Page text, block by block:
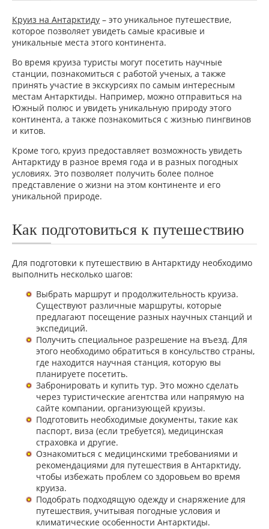
Круиз на Антарктиду – это уникальное путешествие,
которое позволяет увидеть самые красивые и
уникальные места этого континента.
Во время круиза туристы могут посетить научные
станции, познакомиться с работой ученых, а также
принять участие в экскурсиях по самым интересным
местам Антарктиды. Например, можно отправиться на
Южный полюс и увидеть уникальную природу этого
континента, а также познакомиться с жизнью пингвинов
и китов.
Кроме того, круиз предоставляет возможность увидеть
Антарктиду в разное время года и в разных погодных
условиях. Это позволяет получить более полное
представление о жизни на этом континенте и его
уникальной природе.
Как подготовиться к путешествию
Для подготовки к путешествию в Антарктиду необходимо
выполнить несколько шагов:
Выбрать маршрут и продолжительность круиза.
Существуют различные маршруты, которые
предлагают посещение разных научных станций и
экспедиций.
Получить специальное разрешение на въезд. Для
этого необходимо обратиться в консульство страны,
где находится научная станция, которую вы
планируете посетить.
Забронировать и купить тур. Это можно сделать
через туристические агентства или напрямую на
сайте компании, организующей круизы.
Подготовить необходимые документы, такие как
паспорт, виза (если требуется), медицинская
страховка и другие.
Ознакомиться с медицинскими требованиями и
рекомендациями для путешествия в Антарктиду,
чтобы избежать проблем со здоровьем во время
круиза.
Подобрать подходящую одежду и снаряжение для
путешествия, учитывая погодные условия и
климатические особенности Антарктиды.